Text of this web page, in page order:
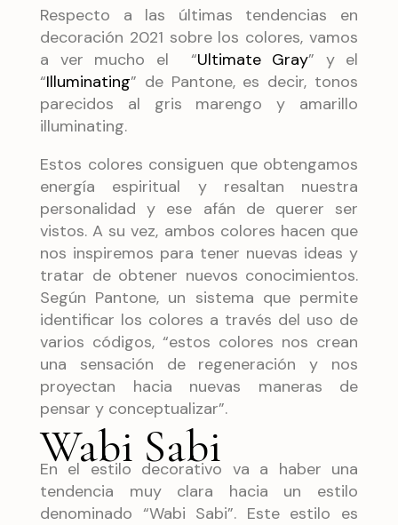
Respecto a las últimas tendencias en
decoración 2021 sobre los colores, vamos
a ver mucho el “Ultimate Gray” y el
“Illuminating” de Pantone, es decir, tonos
parecidos al gris marengo y amarillo
illuminating.
Estos colores consiguen que obtengamos
energía espiritual y resaltan nuestra
personalidad y ese afán de querer ser
vistos. A su vez, ambos colores hacen que
nos inspiremos para tener nuevas ideas y
tratar de obtener nuevos conocimientos.
Según Pantone, un sistema que permite
identificar los colores a través del uso de
varios códigos, “estos colores nos crean
una sensación de regeneración y nos
proyectan hacia nuevas maneras de
pensar y conceptualizar”.
Wabi Sabi
En el estilo decorativo va a haber una
tendencia muy clara hacia un estilo
denominado “Wabi Sabi”. Este estilo es